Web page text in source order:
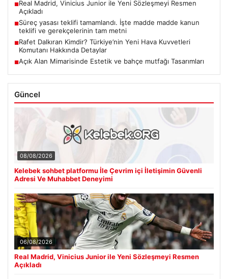
■Real Madrid, Vinicius Junior ile Yeni Sözleşmeyi Resmen
Açıkladı
■Süreç yasası teklifi tamamlandı. İşte madde madde kanun
teklifi ve gerekçelerinin tam metni
■Rafet Dalkıran Kimdir? Türkiye’nin Yeni Hava Kuvvetleri
Komutanı Hakkında Detaylar
■Açık Alan Mimarisinde Estetik ve bahçe mutfağı Tasarımları
Güncel
08/08/2026
Kelebek sohbet platformu İle Çevrim içi İletişimin Güvenli
Adresi Ve Muhabbet Deneyimi
06/08/2026
Real Madrid, Vinicius Junior ile Yeni Sözleşmeyi Resmen
Açıkladı